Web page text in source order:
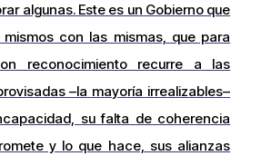
algunas. Este es un Gobierno que
con las mismas, que para
reconocimiento recurre a las
–la mayoría irrealizables–
su falta de coherencia
y lo que hace, sus alianzas